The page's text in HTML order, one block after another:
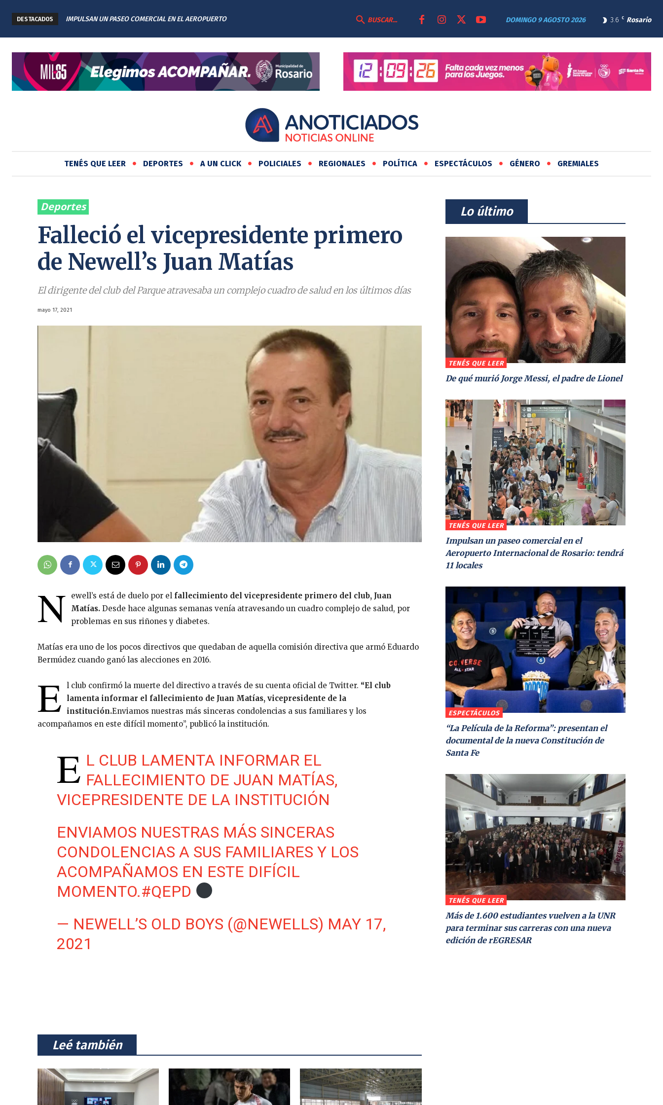
DESTACADOS
IMPULSAN UN PASEO COMERCIAL EN EL AEROPUERTO
“LA PELÍCULA DE LA REFORMA”: PRESENTAN EL DOCUMENTAL
3.6 C Rosario
DOMINGO 9 AGOSTO 2026
BUSCAR...
TENÉS QUE LEER DEPORTES A UN CLICK POLICIALES REGIONALES POLÍTICA ESPECTÁCULOS GÉNERO GREMIALES
Deportes
Falleció el vicepresidente primero
de Newell’s Juan Matías
El dirigente del club del Parque atravesaba un complejo cuadro de salud en los últimos días
mayo 17, 2021
N ewell’s está de duelo por el fallecimiento del vicepresidente primero del club, Juan
Matías. Desde hace algunas semanas venía atravesando un cuadro complejo de salud, por
problemas en sus riñones y diabetes.
Matías era uno de los pocos directivos que quedaban de aquella comisión directiva que armó Eduardo
Bermúdez cuando ganó las alecciones en 2016.
E l club confirmó la muerte del directivo a través de su cuenta oficial de Twitter. “El club
lamenta informar el fallecimiento de Juan Matías, vicepresidente de la
institución.Enviamos nuestras más sinceras condolencias a sus familiares y los
acompañamos en este difícil momento”, publicó la institución.
E L CLUB LAMENTA INFORMAR EL
FALLECIMIENTO DE JUAN MATÍAS,
VICEPRESIDENTE DE LA INSTITUCIÓN
ENVIAMOS NUESTRAS MÁS SINCERAS
CONDOLENCIAS A SUS FAMILIARES Y LOS
ACOMPAÑAMOS EN ESTE DIFÍCIL
MOMENTO.#QEPD
— NEWELL’S OLD BOYS (@NEWELLS) MAY 17,
2021
⠀Leé también⠀
⠀Lo último⠀
TENÉS QUE LEER
De qué murió Jorge Messi, el padre de Lionel
TENÉS QUE LEER
Impulsan un paseo comercial en el
Aeropuerto Internacional de Rosario: tendrá
11 locales
ESPECTÁCULOS
“La Película de la Reforma”: presentan el
documental de la nueva Constitución de
Santa Fe
TENÉS QUE LEER
Más de 1.600 estudiantes vuelven a la UNR
para terminar sus carreras con una nueva
edición de rEGRESAR